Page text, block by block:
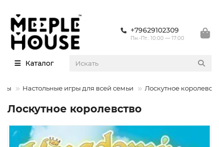
+79629102309
Пн.-Пт.: 10:00 — 17:00
Каталог
Настольные игры для всей семьи Лоскутное
Лоскутное королевство